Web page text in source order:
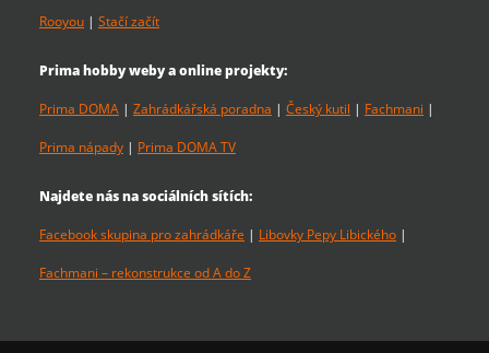
Rooyou | Stačí začít
Prima hobby weby a online projekty:
Prima DOMA | Zahrádkářská poradna | Český kutil | Fachmani |
Prima nápady | Prima DOMA TV
Najdete nás na sociálních sítích:
Facebook skupina pro zahrádkáře | Libovky Pepy Libického |
Fachmani – rekonstrukce od A do Z